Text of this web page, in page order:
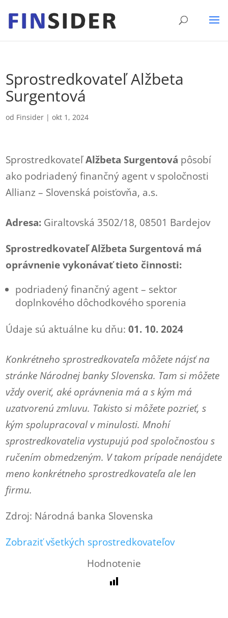
Sprostredkovateľ Alžbeta
Surgentová
od Finsider |okt 1, 2024
SprostredkovateľAlžbeta Surgentová pôsobí
ako podriadený finančný agent v spoločnosti
Allianz – Slovenská poisťovňa, a.s.
Adresa: Giraltovská 3502/18, 08501 Bardejov
Sprostredkovateľ Alžbeta Surgentová má
oprávnenie vykonávať tieto činnosti:
podriadený finančný agent – sektor
doplnkového dôchodkového sporenia
Údaje sú aktuálne ku dňu:01. 10. 2024
Konkrétneho sprostredkovateľa môžete nájsť na
stránke Národnej banky Slovenska. Tam si môžete
vždy overiť, aké oprávnenia má a s kým má
uzatvorenú zmluvu. Takisto si môžete pozrieť, s
kým spolupracoval v minulosti. Mnohí
sprostredkovatelia vystupujú pod spoločnosťou s
ručením obmedzeným. V takom prípade nenájdete
meno konkrétneho sprostredkovateľa ale len
firmu.
Zdroj: Národná banka Slovenska
Zobraziť všetkých sprostredkovateľov
Hodnotenie